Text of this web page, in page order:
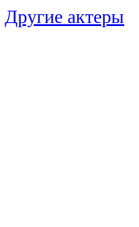
Другие актеры